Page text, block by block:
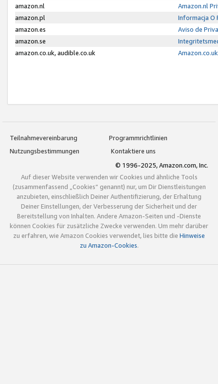
amazon.nl
Amazon.nl
amazon.pl
Informacja O
amazon.es
Aviso de
amazon.se
amazon.co.uk, audible.co.uk
Teilnahmevereinbarung
Programmrichtlinien
Nutzungsbestimmungen
Kontaktiere uns
© 1996-2025, Amazon.com, Inc.
Auf dieser Website verwenden wir Cookies und ähnliche Tools
(zusammenfassend „Cookies“ genannt) nur, um Dir Dienstleistungen
anzubieten, einschließlich Deiner Authentifizierung, der Erhaltung
Deiner Einstellungen, der Verbesserung der Sicherheit und der
Bereitstellung von Inhalten. Andere Amazon-Seiten und -Dienste
können Cookies für zusätzliche Zwecke verwenden. Um mehr darüber
zu erfahren, wie Amazon Cookies verwendet, lies bitte die Hinweise
zu Amazon-Cookies.